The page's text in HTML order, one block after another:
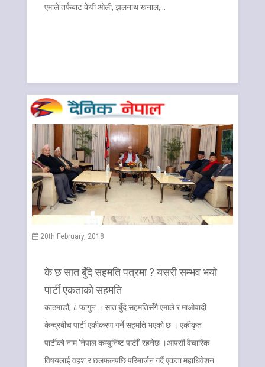
एमाले तर्फबाट केपी ओली, झलनाथ खनाल,…
20th February, 2018
के छ सात बुँदे सहमति पत्रमा ? यसरी सम्भव भयो
पार्टी एकताको सहमति
काठमाडौं, ८ फागुन । सात बुँदे सहमतिसँगै एमाले र माओवादी
केन्द्रबीच पार्टी एकीकरण गर्ने सहमति भएको छ । एकीकृत
पार्टीको नाम ‘नेपाल कम्युनिष्ट पार्टी’ रहनेछ ।आपसी वैचारिक
विषयलाई वहश र छलफलपछि परिमार्जन गर्दै एकता महाधिवेशन